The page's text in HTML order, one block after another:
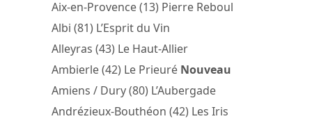
Aix-en-Provence (13) Pierre Reboul
Albi (81) L’Esprit du Vin
Alleyras (43) Le Haut-Allier
Ambierle (42) Le Prieuré Nouveau
Amiens / Dury (80) L’Aubergade
Andrézieux-Bouthéon (42) Les Iris